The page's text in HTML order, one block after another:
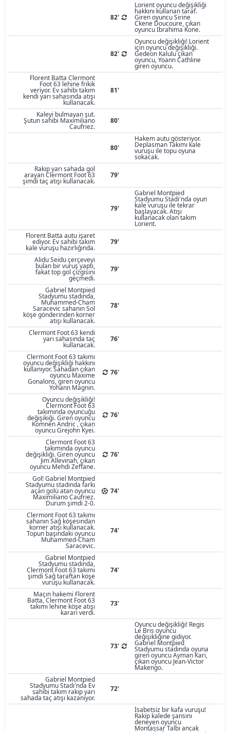
82'
Lorient oyuncu değişikliği
hakkını kullanan taraf.
Giren oyuncu Sirine
Ckene Doucoure, çıkan
oyuncu Ibrahima Kone.
82'
Oyuncu değişikliği! Lorient
için oyuncu değişikliği.
Gedeon Kalulu çıkan
oyuncu, Yoann Cathline
giren oyuncu.
Florent Batta Clermont
Foot 63 lehine frikik
veriyor. Ev sahibi takım
kendi yarı sahasında atışı
kullanacak.
81'
Kaleyi bulmayan şut.
Şutun sahibi Maximiliano
Caufriez.
80'
80'
Hakem autu gösteriyor.
Deplasman Takımı kale
vuruşu ile topu oyuna
sokacak.
Rakip yarı sahada gol
arayan Clermont Foot 63
şimdi taç atışı kullanacak.
79'
79'
Gabriel Montpied
Stadyumu Stadı'nda oyun
kale vuruşu ile tekrar
başlayacak. Atışı
kullanacak olan takım
Lorient.
Florent Batta autu işaret
ediyor. Ev sahibi takım
kale vuruşu hazırlığında.
79'
Alidu Seidu çerçeveyi
bulan bir vuruş yaptı,
fakat top gol çizgisini
geçmedi.
79'
Gabriel Montpied
Stadyumu stadında,
Muhammed-Cham
Saracevic sahanın Sol
köşe gönderinden korner
atışı kullanacak.
78'
Clermont Foot 63 kendi
yarı sahasında taç
kullanacak.
76'
Clermont Foot 63 takımı
oyuncu değişikliği hakkını
kullanıyor. Sahadan çıkan
oyuncu Maxime
Gonalons, giren oyuncu
Yohann Magnin.
76'
Oyuncu değişikliği!
Clermont Foot 63
takımında oyuncuğu
değişikiği. Giren oyuncu
Komnen Andric , çıkan
oyuncu Grejohn Kyei.
76'
Clermont Foot 63
takımında oyuncu
değişikliği. Giren oyuncu
Jim Allevinah, çıkan
oyuncu Mehdi Zeffane.
76'
Gol! Gabriel Montpied
Stadyumu stadında farkı
açan golü atan oyuncu
Maximiliano Caufriez.
Durum şimdi 2-0.
74'
Clermont Foot 63 takımı
sahanın Sağ köşesindan
korner atışı kullanacak.
Topun başındaki oyuncu
Muhammed-Cham
Saracevic.
74'
Gabriel Montpied
Stadyumu stadında,
Clermont Foot 63 takımı
şimdi Sağ taraftan köşe
vuruşu kullanacak.
74'
Maçın hakemi Florent
Batta, Clermont Foot 63
takımı lehine köşe atışı
kararı verdi.
73'
73'
Oyuncu değişikliği! Regis
Le Bris oyuncu
değişikliğine gidiyor.
Gabriel Montpied
Stadyumu stadında oyuna
giren oyuncu Ayman Kari,
çıkan oyuncu Jean-Victor
Makengo.
Gabriel Montpied
Stadyumu Stadı'nda Ev
sahibi takım rakip yarı
sahada taç atışı kazanıyor.
72'
İsabetsiz bir kafa vuruşu!
Rakip kalede şansını
deneyen oyuncu
Montassar Talbi ancak